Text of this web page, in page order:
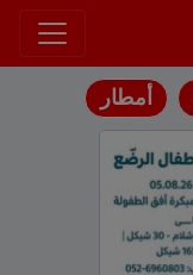
أمطار